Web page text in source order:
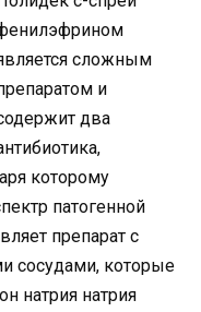
сложным
и
два
которому
патогенной
препарат с
сосудами, которые
натрия натрия